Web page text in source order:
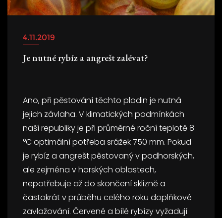
4.11.2019
Je nutné rybíz a angrešt zalévat?
Ano, při pěstování těchto plodin je nutná
jejich závlaha. V klimatických podmínkách
naší republiky je při průměrné roční teplotě 8
°C optimální potřeba srážek 750 mm. Pokud
je rybíz a angrešt pěstovaný v podhorských,
ale zejména v horských oblastech,
nepotřebuje až do skončení sklizně a
častokrát v průběhu celého roku doplňkové
zavlažování. Červené a bílé rybízy vyžadují